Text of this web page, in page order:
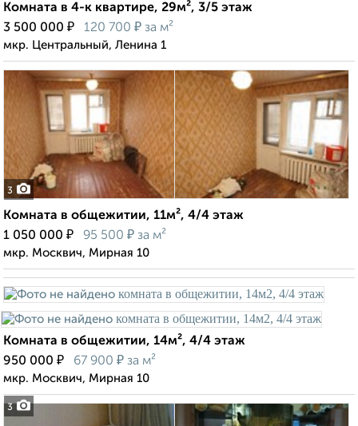
Комната в 4-к квартире, 29м², 3/5 этаж
3 500 000 ₽ 120 700 ₽ за м²
мкр. Центральный, Ленина 1
3
Комната в общежитии, 11м², 4/4 этаж
1 050 000 ₽ 95 500 ₽ за м²
мкр. Москвич, Мирная 10
3
Комната в общежитии, 14м², 4/4 этаж
950 000 ₽ 67 900 ₽ за м²
мкр. Москвич, Мирная 10